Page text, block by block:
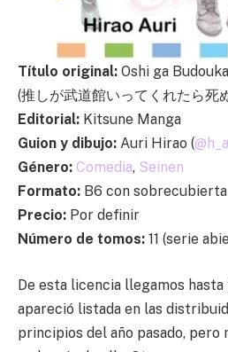
Título original: Oshi ga
(推しが武道館いってくれたら死
Editorial: Kitsune Manga
Guion y dibujo: Auri Hirao (
Género: Comedia, Seinen
Formato: B6 con sobrecubierta
Precio: Por definir
Número de tomos: 11 (serie
De esta licencia llegamos
apareció listada en las
principios del año pasado, pero